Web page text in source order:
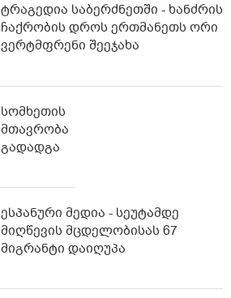
ტრაგედია საბერძნეთში - ხანძრის
ჩაქრობის დროს ერთმანეთს ორი
ვერტმფრენი შეეჯახა
სომხეთის
მთავრობა
გადადგა
ესპანური მედია - სეუტამდე
მიღწევის მცდელობისას 67
მიგრანტი დაიღუპა